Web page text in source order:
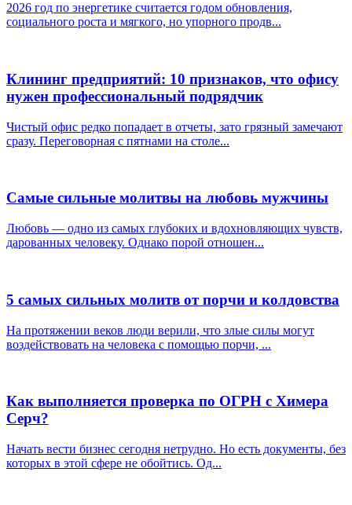
2026 год по энергетике считается годом обновления,
социального роста и мягкого, но упорного продв...
Клининг предприятий: 10 признаков, что офису
нужен профессиональный подрядчик
Чистый офис редко попадает в отчеты, зато грязный замечают
сразу. Переговорная с пятнами на столе...
Самые сильные молитвы на любовь мужчины
Любовь — одно из самых глубоких и вдохновляющих чувств,
дарованных человеку. Однако порой отношен...
5 самых сильных молитв от порчи и колдовства
На протяжении веков люди верили, что злые силы могут
воздействовать на человека с помощью порчи, ...
Как выполняется проверка по ОГРН с Химера
Серч?
Начать вести бизнес сегодня нетрудно. Но есть документы, без
которых в этой сфере не обойтись. Од...